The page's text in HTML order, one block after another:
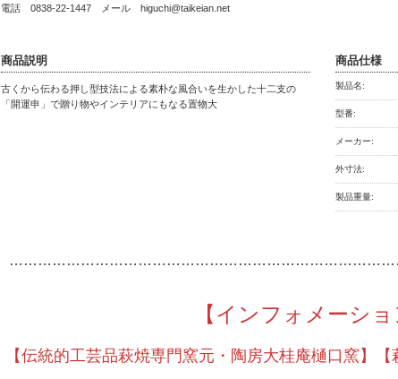
電話 0838-22-1447 メール higuchi@taikeian.net
商品説明
古くから伝わる押し型技法による素朴な風合いを生かした十二支の
「開運申」で贈り物やインテリアにもなる置物大
商品仕様
製品名:
型番:
メーカー:
外寸法:
製品重量:
…………
【インフォメーショ
【伝統的工芸品萩焼専門窯元・陶房大桂庵樋口窯】【